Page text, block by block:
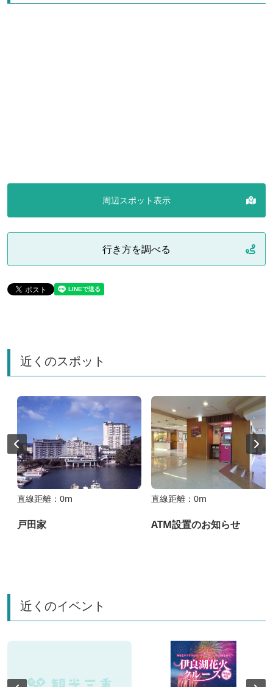
周辺スポット表示
行き方を調べる
近くのスポット
直線距離：0m
戸田家
直線距離：0m
ATM設置のお知らせ
近くのイベント